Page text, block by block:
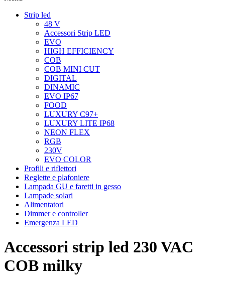
Strip led
48 V
Accessori Strip LED
EVO
HIGH EFFICIENCY
COB
COB MINI CUT
DIGITAL
DINAMIC
EVO IP67
FOOD
LUXURY C97+
LUXURY LITE IP68
NEON FLEX
RGB
230V
EVO COLOR
Profili e riflettori
Reglette e plafoniere
Lampada GU e faretti in gesso
Lampade solari
Alimentatori
Dimmer e controller
Emergenza LED
Accessori strip led 230 VAC
COB milky